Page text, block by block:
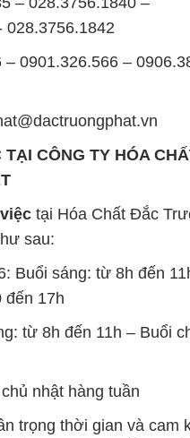
sau:
Buổi sáng: từ 8h đến
17h
từ 8h đến 11h – Buổi
nhật hàng tuần
để đảm bảo sự hỗ trợ tốt
bảo hiệu suất công
CÔNG TY HÓA